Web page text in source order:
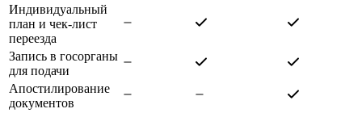
Индивидуальный
план и чек-лист
переезда
Запись в госорганы
для подачи
Апостилирование
документов